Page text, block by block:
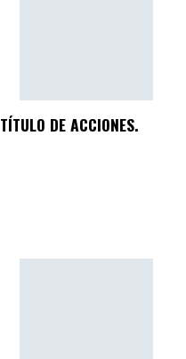
TÍTULO DE ACCIONES.